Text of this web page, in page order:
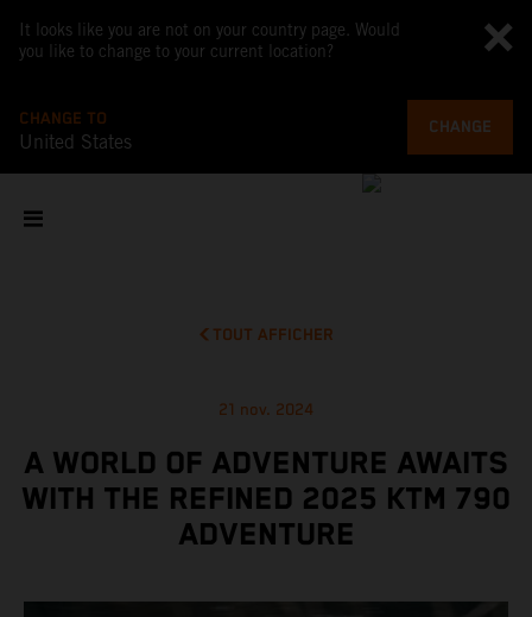
It looks like you are not on your country page. Would
you like to change to your current location?
CHANGE TO
United States
CHANGE
TOUT AFFICHER
21 nov. 2024
A WORLD OF ADVENTURE AWAITS
WITH THE REFINED 2025 KTM 790
ADVENTURE